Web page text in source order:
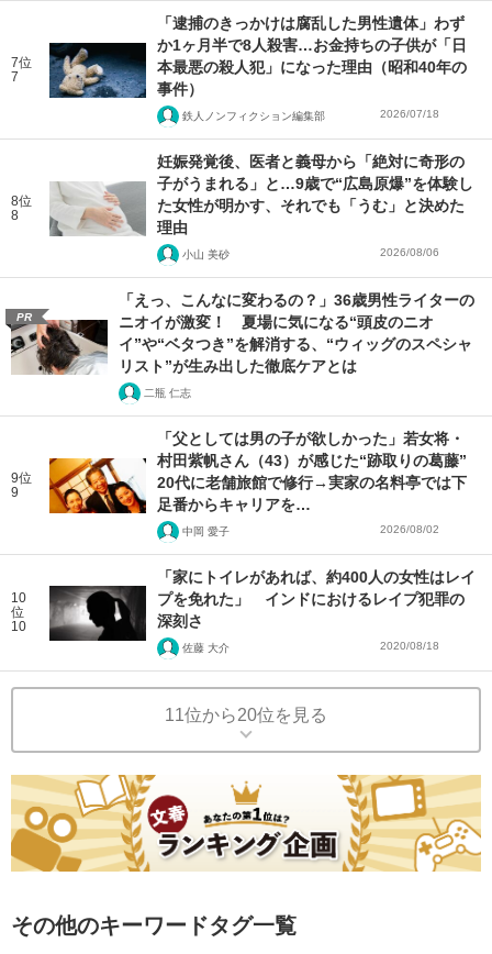
7位
7
「逮捕のきっかけは腐乱した男性遺体」わず
か1ヶ月半で8人殺害…お金持ちの子供が「日
本最悪の殺人犯」になった理由（昭和40年の
事件）
鉄人ノンフィクション編集部 2026/07/18
8位
8
妊娠発覚後、医者と義母から「絶対に奇形の
子がうまれる」と…9歳で“広島原爆”を体験し
た女性が明かす、それでも「うむ」と決めた
理由
小山 美砂 2026/08/06
PR
「えっ、こんなに変わるの？」36歳男性ライターの
ニオイが激変！ 夏場に気になる“頭皮のニオ
イ”や“ベタつき”を解消する、“ウィッグのスペシャ
リスト”が生み出した徹底ケアとは
二瓶 仁志
9位
9
「父としては男の子が欲しかった」若女将・
村田紫帆さん（43）が感じた“跡取りの葛藤”
20代に老舗旅館で修行→実家の名料亭では下
足番からキャリアを…
中岡 愛子 2026/08/02
10
位
10
「家にトイレがあれば、約400人の女性はレイ
プを免れた」 インドにおけるレイプ犯罪の
深刻さ
佐藤 大介 2020/08/18
11位から20位を見る
その他のキーワードタグ一覧